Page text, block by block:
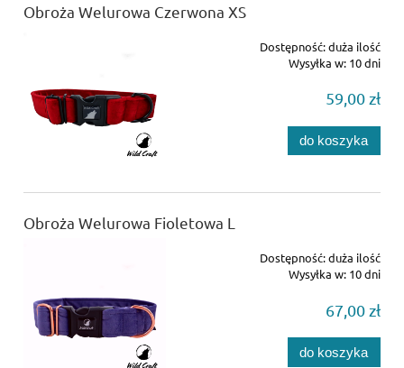
Obroża Welurowa Czerwona XS
Dostępność:duża ilość
Wysyłka w: 10 dni
59,00 zł
do koszyka
Obroża Welurowa Fioletowa L
Dostępność:duża ilość
Wysyłka w: 10 dni
67,00 zł
do koszyka